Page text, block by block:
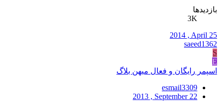
بازدیدها
3K
2014 , April 25
saeed1362
S
E
اسپمر رایگان و فعال میهن بلاگ
esmail3309
2013 , September 22